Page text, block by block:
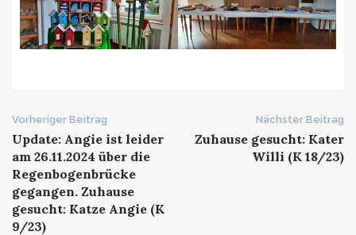
Beitrags-
Navigation
Vorheriger Beitrag
Update: Angie ist leider
am 26.11.2024 über die
Regenbogenbrücke
gegangen. Zuhause
gesucht: Katze Angie (K
9/23)
Nächster Beitrag
Zuhause gesucht: Kater
Willi (K 18/23)